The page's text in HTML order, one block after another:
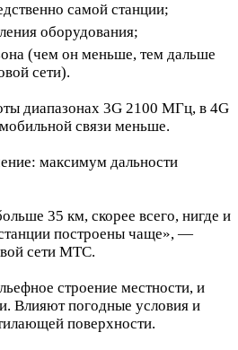
самой станции;
оборудования;
(чем он меньше, тем дальше
сети).
диапазонах 3G 2100 МГц, в 4G
связи меньше.
максимум дальности
35 км, скорее всего, нигде и
построены чаще», —
сети МТС.
строение местности, и
Влияют погодные условия и
поверхности.